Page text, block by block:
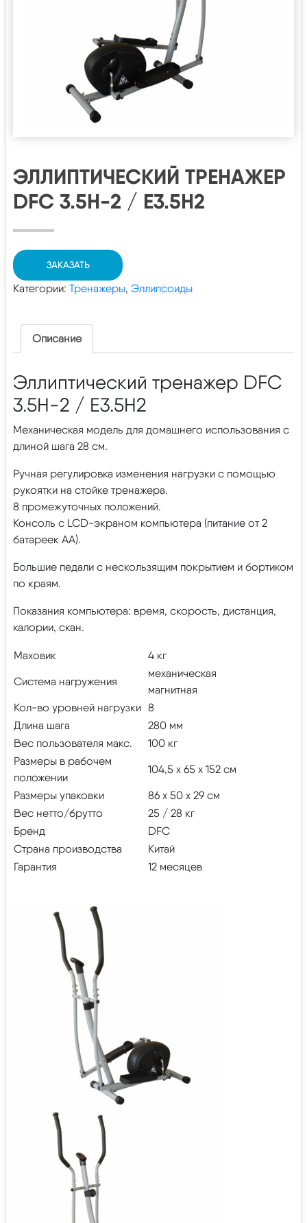
ЭЛЛИПТИЧЕСКИЙ ТРЕНАЖЕР
DFC 3.5H-2 / E3.5H2
ЗАКАЗАТЬ
Категории: Тренажеры, Эллипсоиды
Описание
Эллиптический тренажер DFC
3.5H-2 / E3.5H2
Механическая модель для домашнего использования с
длиной шага 28 см.
Ручная регулировка изменения нагрузки с помощью
рукоятки на стойке тренажера.
8 промежуточных положений.
Консоль с LCD-экраном компьютера (питание от 2
батареек АА).
Большие педали с нескользящим покрытием и бортиком
по краям.
Показания компьютера: время, скорость, дистанция,
калории, скан.
Маховик
4 кг
Система нагружения
механическая
магнитная
Кол-во уровней нагрузки 8
Длина шага
280 мм
Вес пользователя макс.
100 кг
Размеры в рабочем
положении
104,5 х 65 х 152 см
Размеры упаковки
86 х 50 х 29 см
Вес нетто/брутто
25 / 28 кг
Бренд
DFC
Страна производства
Китай
Гарантия
12 месяцев